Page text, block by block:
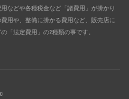
などや各種税金など「諸費用」が掛かり
用や、整備に掛かる費用など、販売店に
「法定費用」の2種類の事です。